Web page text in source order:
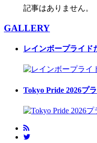
記事はありません。
GALLERY
レインボープライド
Tokyo Pride 2026プ